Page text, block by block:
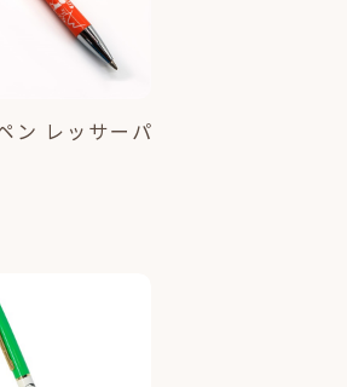
ン レッサーパ